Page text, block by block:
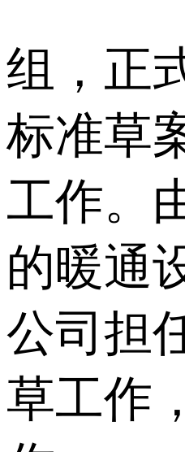
组，正
标准草
工作。
的暖通
公司担
草工作